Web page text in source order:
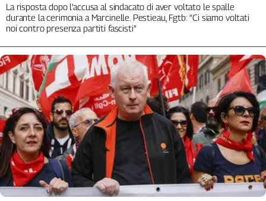
Sassolino
Linea
Economica
Tech
Easy
Inserti
Idea
Diffusa
InFlai
Le
trasmissioni
La risposta dopo l’accusa al sindacato di aver voltato le spalle
durante la cerimonia a Marcinelle. Pestieau, Fgtb: “Ci siamo voltati
noi contro presenza partiti fascisti”